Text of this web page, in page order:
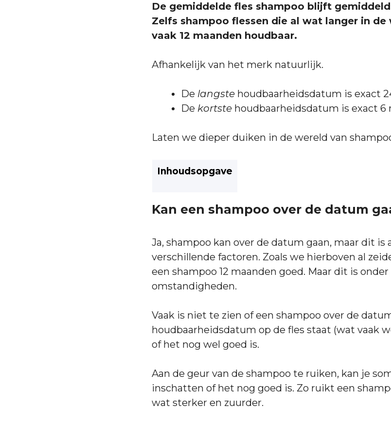
De gemiddelde fles shampoo blijft gemiddeld
Zelfs shampoo flessen die al wat langer in
vaak 12 maanden houdbaar.
Afhankelijk van het merk natuurlijk.
De langste houdbaarheidsdatum is exact
De kortste houdbaarheidsdatum is exact 6
Laten we dieper duiken in de wereld van
Inhoudsopgave
Kan een shampoo over de datum
Ja, shampoo kan over de datum gaan, maar dit is
verschillende factoren. Zoals we hierboven al
een shampoo 12 maanden goed. Maar dit is
omstandigheden.
Vaak is niet te zien of een shampoo over de
houdbaarheidsdatum op de fles staat (wat vaak
of het nog wel goed is.
Aan de geur van de shampoo te ruiken, kan je
inschatten of het nog goed is. Zo ruikt een
wat sterker en zuurder.